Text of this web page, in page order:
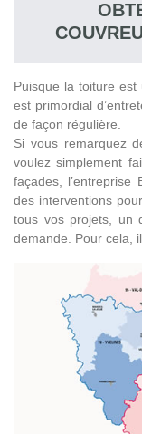
Puisque la toiture
est primordial
de façon régulière.
Si vous remarquez
voulez simplement
façades,
des interventions
tous vos projets, un
demande. Pour cela,